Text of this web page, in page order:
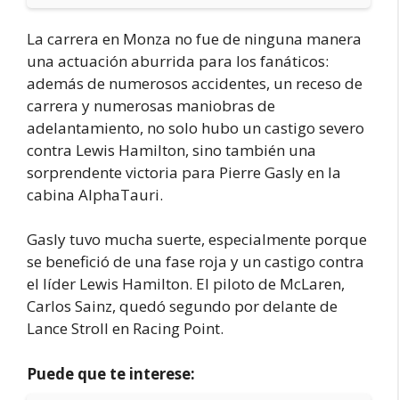
La carrera en Monza no fue de ninguna manera
una actuación aburrida para los fanáticos:
además de numerosos accidentes, un receso de
carrera y numerosas maniobras de
adelantamiento, no solo hubo un castigo severo
contra Lewis Hamilton, sino también una
sorprendente victoria para Pierre Gasly en la
cabina AlphaTauri.
Gasly tuvo mucha suerte, especialmente porque
se benefició de una fase roja y un castigo contra
el líder Lewis Hamilton. El piloto de McLaren,
Carlos Sainz, quedó segundo por delante de
Lance Stroll en Racing Point.
Puede que te interese: